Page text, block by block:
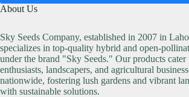
About Us
Sky Seeds Company, established in 2007 in
specializes in top-quality hybrid and open-
under the brand "Sky Seeds." Our products cater
enthusiasts, landscapers, and agricultural
nationwide, fostering lush gardens and vibrant
with sustainable solutions.